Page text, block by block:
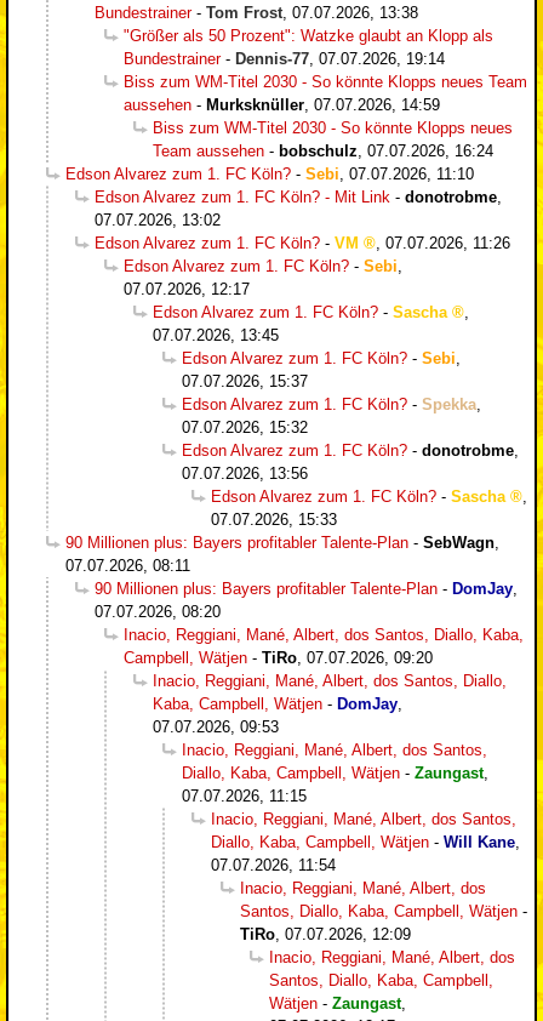
Bundestrainer- Tom Frost 07.07.2026, 13:38
"Größer als 50 Prozent": Watzke glaubt an Klopp als
Bundestrainer- Dennis-77 07.07.2026, 19:14
Biss zum WM-Titel 2030 - So könnte Klopps neues Team
aussehen - Murksknüller 07.07.2026, 14:59
Biss zum WM-Titel 2030 - So könnte Klopps neues
Team aussehen - bobschulz 07.07.2026, 16:24
Edson Alvarez zum 1. FC Köln? - Sebi 07.07.2026, 11:10
Edson Alvarez zum 1. FC Köln? - Mit Link - donotrobme
07.07.2026, 13:02
Edson Alvarez zum 1. FC Köln? - VM
07.07.2026, 11:26
Edson Alvarez zum 1. FC Köln? - Sebi
07.07.2026, 12:17
Edson Alvarez zum 1. FC Köln? - Sascha
07.07.2026, 13:45
Edson Alvarez zum 1. FC Köln? - Sebi
07.07.2026, 15:37
Edson Alvarez zum 1. FC Köln? - Spekka
07.07.2026, 15:32
Edson Alvarez zum 1. FC Köln? - donotrobme
07.07.2026, 13:56
Edson Alvarez zum 1. FC Köln? - Sascha
07.07.2026, 15:33
90 Millionen plus: Bayers profitabler Talente-Plan - SebWagn
07.07.2026, 08:11
90 Millionen plus: Bayers profitabler Talente-Plan - DomJay
07.07.2026, 08:20
Inacio, Reggiani, Mané, Albert, dos Santos, Diallo, Kaba,
Campbell, Wätjen - TiRo 07.07.2026, 09:20
Inacio, Reggiani, Mané, Albert, dos Santos, Diallo,
Kaba, Campbell, Wätjen - DomJay
07.07.2026, 09:53
Inacio, Reggiani, Mané, Albert, dos Santos,
Diallo, Kaba, Campbell, Wätjen - Zaungast,
07.07.2026, 11:15
Inacio, Reggiani, Mané, Albert, dos Santos,
Diallo, Kaba, Campbell, Wätjen - Will Kane
07.07.2026, 11:54
Inacio, Reggiani, Mané, Albert, dos
Santos, Diallo, Kaba, Campbell, Wätjen -
TiRo 07.07.2026, 12:09
Inacio, Reggiani, Mané, Albert, dos
Santos, Diallo, Kaba, Campbell,
Wätjen - Zaungast,